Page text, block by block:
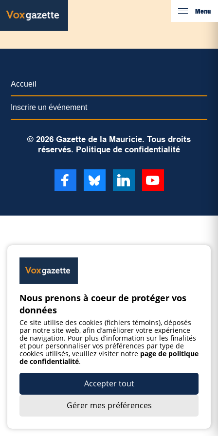
Menu
Accueil
Inscrire un événement
© 2026 Gazette de la Mauricie. Tous droits
réservés. Politique de confidentialité
Nous prenons à coeur de protéger vos
données
Ce site utilise des cookies (fichiers témoins), déposés
par notre site web, afin d’améliorer votre expérience
de navigation. Pour plus d’information sur les finalités
et pour personnaliser vos préférences par type de
cookies utilisés, veuillez visiter notre page de politique
de confidentialité.
Accepter tout
Gérer mes préférences